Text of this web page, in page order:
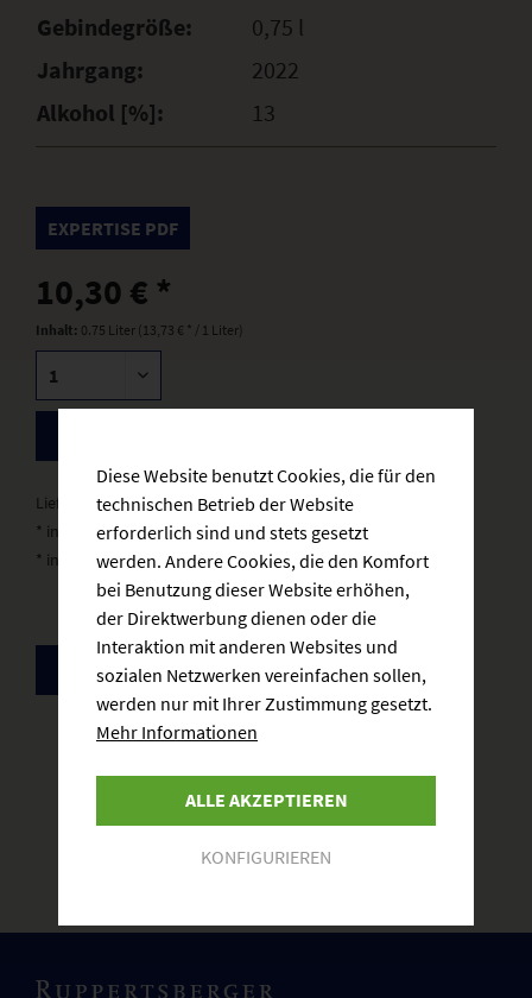
Gebindegröße:
0,75 l
Jahrgang:
2022
Alkohol [%]:
13
EXPERTISE PDF
10,30 € *
Inhalt: 0.75 Liter (13,73 € * / 1 Liter)
Lieferzeit: 3-5 Werktage
* inkl. gesetzlicher MwSt.zzgl. Versandkosten
* inkl. Sektsteuer
ZURÜCK
Diese Website benutzt Cookies, die für den
technischen Betrieb der Website
erforderlich sind und stets gesetzt
werden. Andere Cookies, die den Komfort
bei Benutzung dieser Website erhöhen,
der Direktwerbung dienen oder die
Interaktion mit anderen Websites und
sozialen Netzwerken vereinfachen sollen,
werden nur mit Ihrer Zustimmung gesetzt.
Mehr Informationen
ALLE AKZEPTIEREN
KONFIGURIEREN